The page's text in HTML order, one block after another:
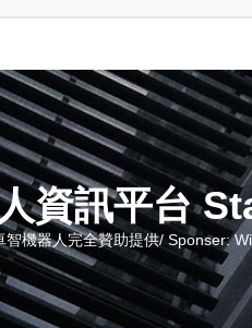
資訊平台
智機器人完全贊助提供/ Sponser: